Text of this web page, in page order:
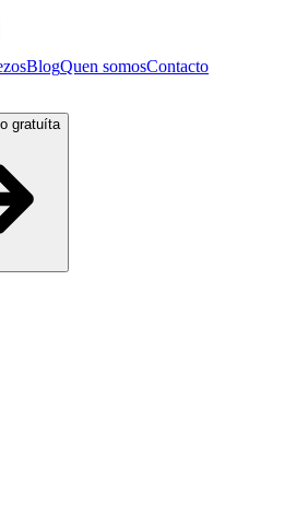
BlogQuen somosContacto
gratuíta